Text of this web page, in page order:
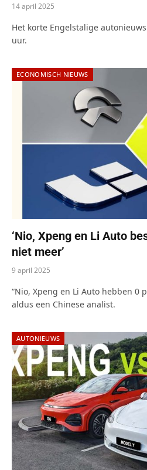
14 april 2025
Het korte Engelstalige
uur.
ECONOMISCH NIEUWS
‘Nio, Xpeng en Li Auto
niet meer’
9 april 2025
“Nio, Xpeng en Li Auto hebben 0
aldus een Chinese analist.
AUTONIEUWS